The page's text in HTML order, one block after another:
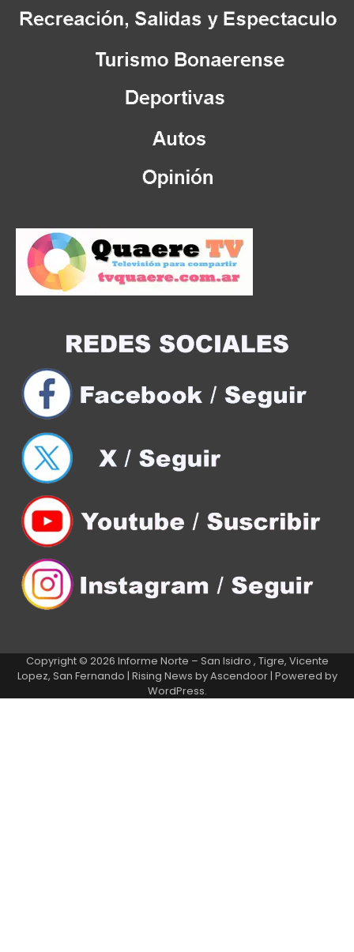
Copyright © 2026 Informe Norte – San Isidro , Tigre, Vicente
Lopez, San Fernando | Rising News byAscendoor| Powered by
WordPress.